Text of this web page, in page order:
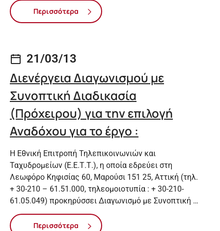
Περισσότερα
21/03/13
Διενέργεια Διαγωνισμού με
Συνοπτική Διαδικασία
(Πρόχειρου) για την επιλογή
Αναδόχου για το έργο :
Η Εθνική Επιτροπή Τηλεπικοινωνιών και
Ταχυδρομείων (Ε.Ε.Τ.Τ.), η οποία εδρεύει στη
Λεωφόρο Κηφισίας 60, Μαρούσι 151 25, Αττική (τηλ.
+ 30-210 – 61.51.000, τηλεομοιοτυπία : + 30-210-
61.05.049) προκηρύσσει Διαγωνισμό με Συνοπτική …
Περισσότερα